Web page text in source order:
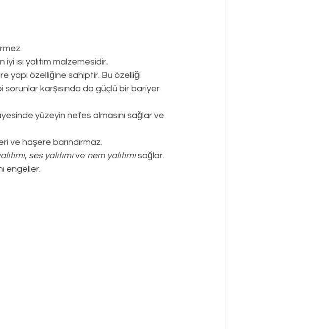
ısı yalıtım malzemesidir.
yapı özelliğine sahiptir. Bu özelliği
karşısında da güçlü bir bariyer
yüzeyin nefes almasını sağlar ve
ve haşere barındırmaz.
, ses yalıtımı ve nem yalıtımı sağlar.
engeller.